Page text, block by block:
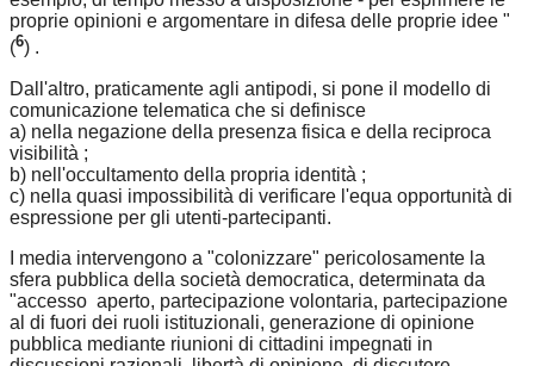
proprie opinioni e argomentare in difesa delle proprie idee "
(6) .
Dall'altro, praticamente agli antipodi, si pone il modello di
comunicazione telematica che si definisce
a) nella negazione della presenza fisica e della reciproca
visibilità ;
b) nell'occultamento della propria identità ;
c) nella quasi impossibilità di verificare l'equa opportunità di
espressione per gli utenti-partecipanti.
I media intervengono a "colonizzare" pericolosamente la
sfera pubblica della società democratica, determinata da
"accesso aperto, partecipazione volontaria, partecipazione
al di fuori dei ruoli istituzionali, generazione di opinione
pubblica mediante riunioni di cittadini impegnati in